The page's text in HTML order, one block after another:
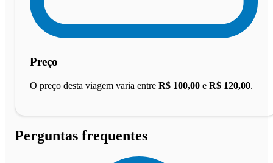
Preço
O preço desta viagem varia entre R$ 100,00 e R$ 120,00.
Perguntas frequentes